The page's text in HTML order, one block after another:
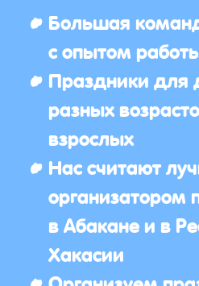
Большая
с опытом
Праздники для
разных
взрослых
Нас считают
организатором
в Абакане и в
Хакасии